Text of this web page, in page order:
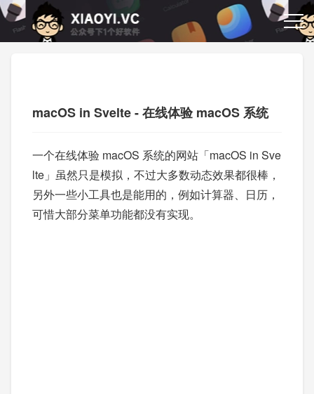
macOS in Svelte - 在线体验 macOS 系统
一个在线体验 macOS 系统的网站「macOS in Sve
lte」虽然只是模拟，不过大多数动态效果都很棒，
另外一些小工具也是能用的，例如计算器、日历，
可惜大部分菜单功能都没有实现。